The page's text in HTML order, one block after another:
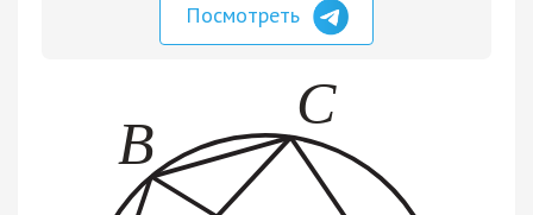
Посмотреть